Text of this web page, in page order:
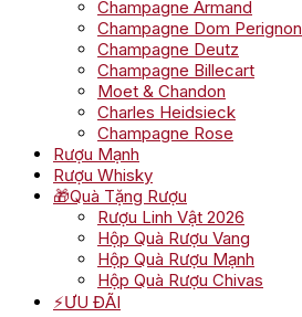
Champagne Armand
Champagne Dom Perignon
Champagne Deutz
Champagne Billecart
Moet & Chandon
Charles Heidsieck
Champagne Rose
Rượu Mạnh
Rượu Whisky
🎁Quà Tặng Rượu
Rượu Linh Vật 2026
Hộp Quà Rượu Vang
Hộp Quà Rượu Mạnh
Hộp Quà Rượu Chivas
⚡ƯU ĐÃI